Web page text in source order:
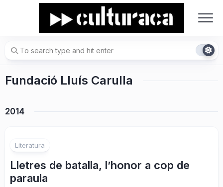
Fundació Lluís Carulla
2014
Literatura
Lletres de batalla, l’honor a cop de
paraula